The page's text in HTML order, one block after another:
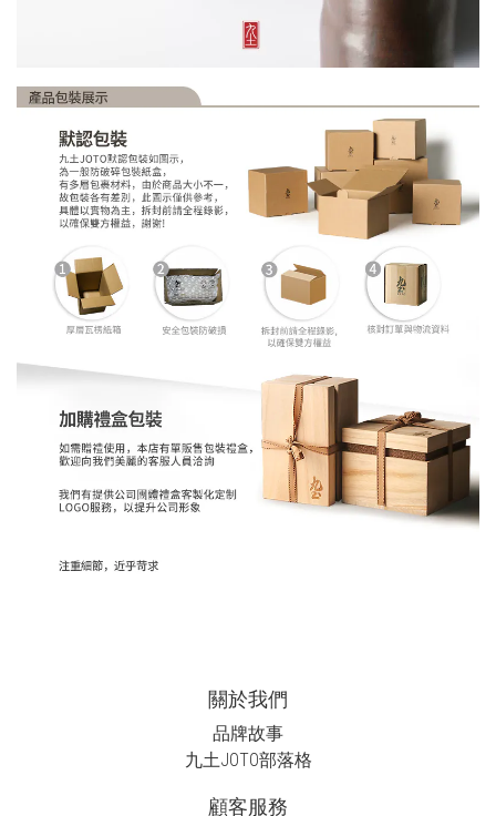
關於我們
品牌故事
九土JOTO部落格
顧客服務